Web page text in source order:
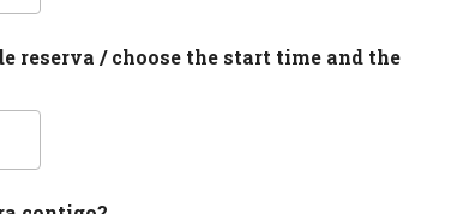
reserva / choose the start time and the